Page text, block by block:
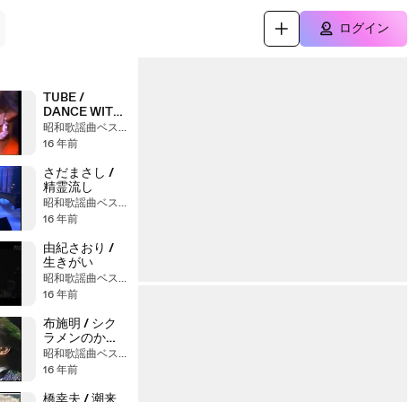
ログイン
TUBE /
DANCE WITH
YOU
昭和歌謡曲ベストヒット大全集
16 年前
さだまさし /
精霊流し
昭和歌謡曲ベストヒット大全集
16 年前
由紀さおり /
生きがい
昭和歌謡曲ベストヒット大全集
16 年前
布施明 / シク
ラメンのかほ
り
昭和歌謡曲ベストヒット大全集
16 年前